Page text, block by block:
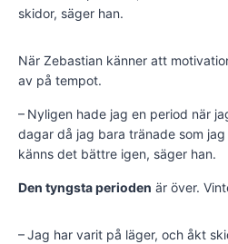
skidor, säger han.
När Zebastian känner att
av på tempot.
– Nyligen hade jag en period när
dagar då jag bara tränade som
känns det bättre igen, säger han.
Den tyngsta perioden är över.
– Jag har varit på läger, och åkt